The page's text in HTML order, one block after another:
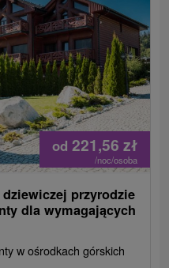
od 221,56 zł
/noc/osoba
przyrodzie
dla wymagających
w ośrodkach górskich